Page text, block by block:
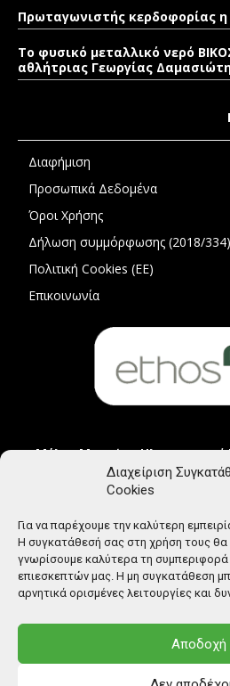
Διαχείριση
Cookies
Για να παρέχουμε την καλύτερη
Η συγκατάθεσή σας στη χρήση τους θα
γνωρίσουμε καλύτερα τη
επιεσκεπτών μας. Η μη συγκατάθεση
αρνητικά ορισμένες λειτουργίες και
Αποδοχή
Πρωταγωνιστής κερδοφορίας η
Το φυσικό μεταλλικό νερό
αθλήτριας Γεωργίας
Διαφήμιση
Προσωπικά Δεδομένα
Όροι Χρήσης
Δήλωση συμμόρφωσης (2018/334)
Πολιτική Cookies (ΕΕ)
Επικοινωνία
Μέλος Μητρώου Ηλεκτρονικού